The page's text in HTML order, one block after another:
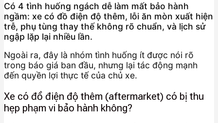
Có 4 tình huống ngách dễ làm mất bảo hành
ngầm: xe có đồ điện độ thêm, lỗi ăn mòn xuất hiện
trễ, phụ tùng thay thế không rõ chuẩn, và lịch sử
ngập lặp lại nhiều lần.
Ngoài ra, đây là nhóm tình huống ít được nói rõ
trong báo giá ban đầu, nhưng lại tác động mạnh
đến quyền lợi thực tế của chủ xe.
Xe có đồ điện độ thêm (aftermarket) có bị thu
hẹp phạm vi bảo hành không?